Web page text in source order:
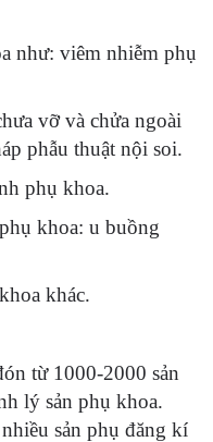
như: viêm nhiễm phụ
vỡ và chửa ngoài
phẫu thuật nội soi.
phụ khoa.
khoa: u buồng
khác.
từ 1000-2000 sản
lý sản phụ khoa.
sản phụ đăng kí